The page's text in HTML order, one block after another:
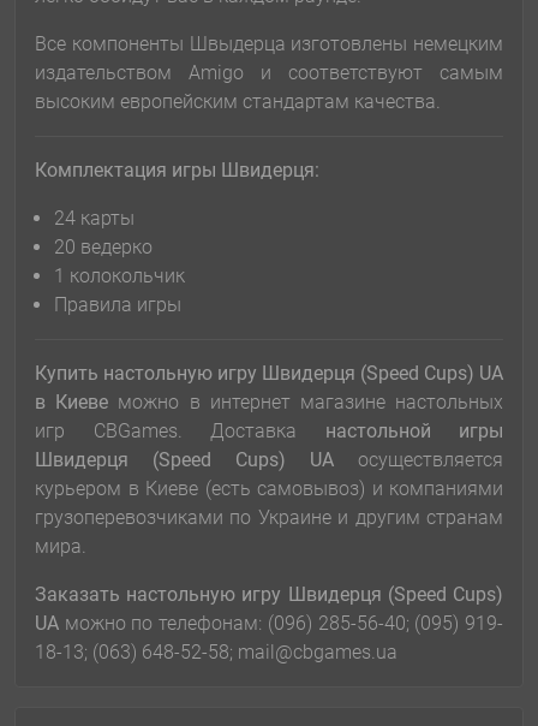
Все компоненты Швыдерца изготовлены немецким
издательством Amigo и соответствуют самым
высоким европейским стандартам качества.
Комплектация игры Швидерця:
24 карты
20 ведерко
1 колокольчик
Правила игры
Купить настольную игру Швидерця (Speed Cups) UA
в Киеве можно в интернет магазине настольных
игр CBGames. Доставка настольной игры
Швидерця (Speed Cups) UA осуществляется
курьером в Киеве (есть самовывоз) и компаниями
грузоперевозчиками по Украине и другим странам
мира.
Заказать настольную игру Швидерця (Speed Cups)
UA можно по телефонам: (096) 285-56-40; (095) 919-
18-13; (063) 648-52-58; mail@cbgames.ua